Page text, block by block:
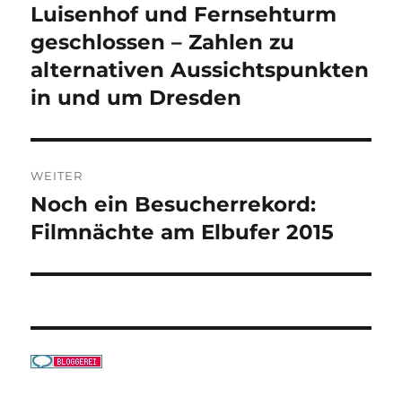
Vorheriger
Beitrag:
Luisenhof und Fernsehturm
geschlossen – Zahlen zu
alternativen Aussichtspunkten
in und um Dresden
WEITER
Nächster
Beitrag:
Noch ein Besucherrekord:
Filmnächte am Elbufer 2015